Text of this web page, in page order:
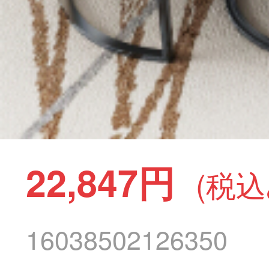
22,847円 (税
16038502126350